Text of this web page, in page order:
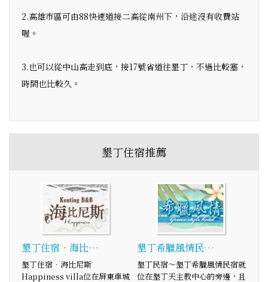
2.高雄市區可由88快速道接二高從南州下，沿途沒有收費站
喔。
3.也可以從中山高走到底，接17號省道往墾丁，不過比較塞，
時間也比較久。
墾丁住宿推薦
墾丁住宿‧海比…
墾丁住宿‧海比尼斯
Happiness villa位在屏東車城
墾丁希臘風情民…
墾丁民宿～墾丁希臘風情民宿就
位在墾丁天主教中心的旁邊，且